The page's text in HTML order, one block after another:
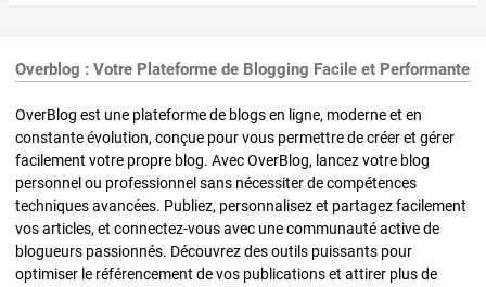
Overblog : Votre Plateforme de Blogging Facile et Performante
OverBlog est une plateforme de blogs en ligne, moderne et en
constante évolution, conçue pour vous permettre de créer et gérer
facilement votre propre blog. Avec OverBlog, lancez votre blog
personnel ou professionnel sans nécessiter de compétences
techniques avancées. Publiez, personnalisez et partagez facilement
vos articles, et connectez-vous avec une communauté active de
blogueurs passionnés. Découvrez des outils puissants pour
optimiser le référencement de vos publications et attirer plus de